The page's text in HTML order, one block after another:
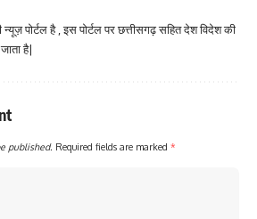
पोर्टल है , इस पोर्टल पर छत्तीसगढ़ सहित देश विदेश की
है|
published. Required fields are marked *